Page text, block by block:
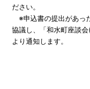
ださい。
※申込書の提出があっ
協議し、「和水町座談
より通知します。